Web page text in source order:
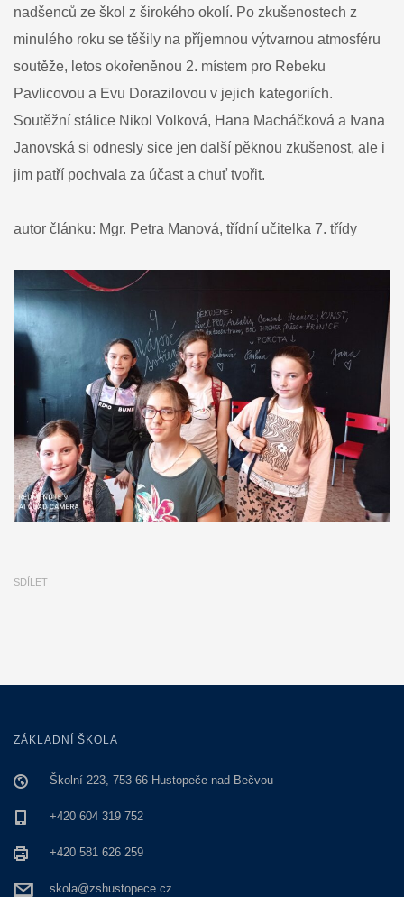
nadšenců ze škol z širokého okolí. Po zkušenostech z
minulého roku se těšily na příjemnou výtvarnou atmosféru
soutěže, letos okořeněnou 2. místem pro Rebeku
Pavlicovou a Evu Dorazilovou v jejich kategoriích.
Soutěžní stálice Nikol Volková, Hana Macháčková a Ivana
Janovská si odnesly sice jen další pěknou zkušenost, ale i
jim patří pochvala za účast a chuť tvořit.
autor článku: Mgr. Petra Manová, třídní učitelka 7. třídy
SDÍLET
ZÁKLADNÍ ŠKOLA
Školní 223, 753 66 Hustopeče nad Bečvou
+420 604 319 752
+420 581 626 259
skola@zshustopece.cz